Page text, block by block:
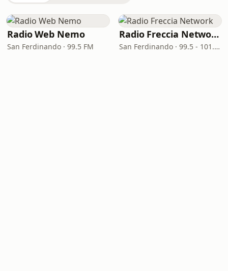
Radio Web Nemo
San Ferdinando · 99.5 FM
Radio Freccia Network
San Ferdinando · 99.5 - 101.1 FM